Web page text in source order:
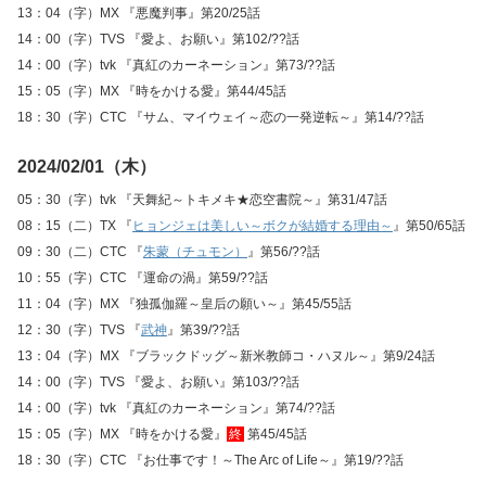
13：04（字）MX 『悪魔判事』第20/25話
14：00（字）TVS 『愛よ、お願い』第102/??話
14：00（字）tvk 『真紅のカーネーション』第73/??話
15：05（字）MX 『時をかける愛』第44/45話
18：30（字）CTC 『サム、マイウェイ～恋の一発逆転～』第14/??話
2024/02/01（木）
05：30（字）tvk 『天舞紀～トキメキ★恋空書院～』第31/47話
08：15（二）TX 『 ヒョンジェは美しい～ボクが結婚する理由～ 』第50/65話
09：30（二）CTC 『朱蒙（チュモン） 』第56/??話
10：55（字）CTC 『運命の渦』第59/??話
11：04（字）MX 『独孤伽羅～皇后の願い～』第45/55話
12：30（字）TVS 『武神』第39/??話
13：04（字）MX 『ブラックドッグ～新米教師コ・ハヌル～』第9/24話
14：00（字）TVS 『愛よ、お願い』第103/??話
14：00（字）tvk 『真紅のカーネーション』第74/??話
15：05（字）MX 『時をかける愛』
終 第45/45話
18：30（字）CTC 『お仕事です！～The Arc of Life～』第19/??話